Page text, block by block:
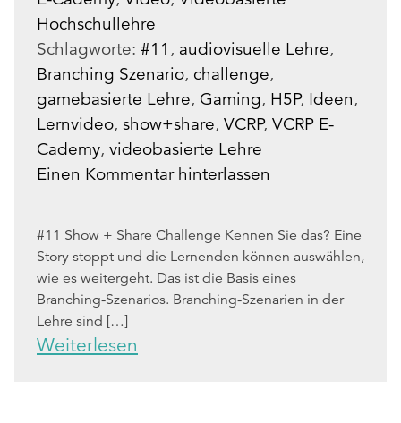
Hochschullehre
Schlagworte: #11 , audiovisuelle Lehre,
Branching Szenario, challenge,
gamebasierte Lehre, Gaming, H5P, Ideen,
Lernvideo, show+share, VCRP, VCRP E-
Cademy, videobasierte Lehre
Einen Kommentar hinterlassen
#11 Show + Share Challenge Kennen Sie das? Eine
Story stoppt und die Lernenden können auswählen,
wie es weitergeht. Das ist die Basis eines
Branching-Szenarios. Branching-Szenarien in der
Lehre sind […]
Weiterlesen